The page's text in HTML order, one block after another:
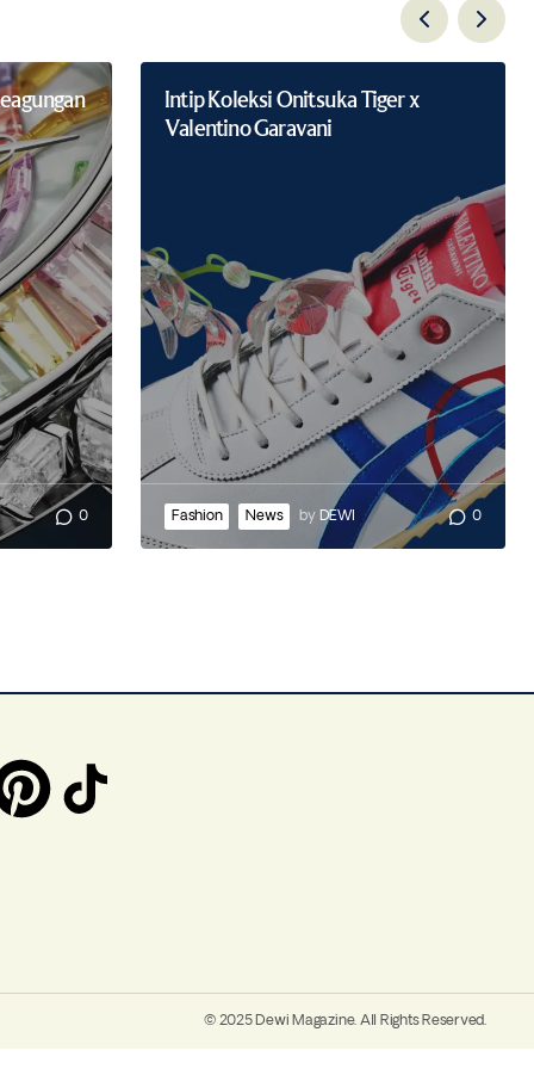
0
Intip Koleksi Onitsuka Tiger x
Valentino Garavani
Fashion News by DEWI 0
© 2025 Dewi Magazine. All Rights Reserved.